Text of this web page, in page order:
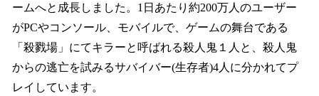
ームへと成長しました。1日あたり約200万人のユーザー
がPCやコンソール、モバイルで、ゲームの舞台である
「殺戮場」にてキラーと呼ばれる殺人鬼１人と、殺人鬼
からの逃亡を試みるサバイバー(生存者)4人に分かれてプ
レイしています。